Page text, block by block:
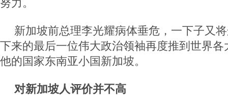
努力。
新加坡前总理李光耀病体垂危，一下子又
下来的最后一位伟大政治领袖再度推到世界
他的国家东南亚小国新加坡。
对新加坡人评价并不高